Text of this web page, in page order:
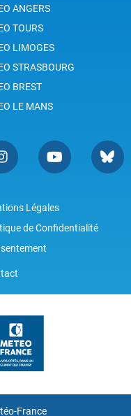
ANGERS
TOURS
LIMOGES
STRASBOURG
BREST
LE MANS
Légales
de Confidentialité
France